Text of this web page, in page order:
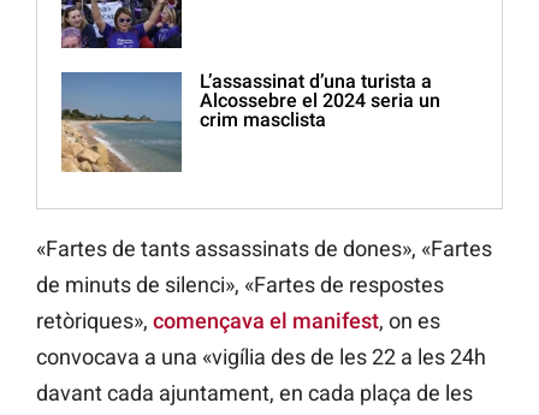
L’assassinat d’una turista a
Alcossebre el 2024 seria un
crim masclista
«Fartes de tants assassinats de dones», «Fartes
de minuts de silenci», «Fartes de respostes
retòriques», començava el manifest, on es
convocava a una «vigília des de les 22 a les 24h
davant cada ajuntament, en cada plaça de les